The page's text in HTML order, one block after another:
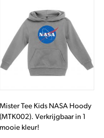
Mister Tee Kids NASA Hoody
(MTK002). Verkrijgbaar in 1
mooie kleur!
meerdere
variaties.
Deze
optie
op
de
productpagina